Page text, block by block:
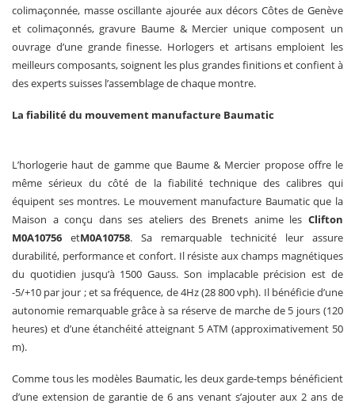
colimaçonnée, masse oscillante ajourée aux décors Côtes de Genève
et colimaçonnés, gravure Baume & Mercier unique composent un
ouvrage d’une grande finesse. Horlogers et artisans emploient les
meilleurs composants, soignent les plus grandes finitions et confient à
des experts suisses l’assemblage de chaque montre.
La fiabilité du mouvement manufacture Baumatic
L’horlogerie haut de gamme que Baume & Mercier propose offre le
même sérieux du côté de la fiabilité technique des calibres qui
équipent ses montres. Le mouvement manufacture Baumatic que la
Maison a conçu dans ses ateliers des Brenets anime les Clifton
M0A10756 etM0A10758. Sa remarquable technicité leur assure
durabilité, performance et confort. Il résiste aux champs magnétiques
du quotidien jusqu’à 1500 Gauss. Son implacable précision est de
-5/+10 par jour ; et sa fréquence, de 4Hz (28 800 vph). Il bénéficie d’une
autonomie remarquable grâce à sa réserve de marche de 5 jours (120
heures) et d’une étanchéité atteignant 5 ATM (approximativement 50
m).
Comme tous les modèles Baumatic, les deux garde-temps bénéficient
d’une extension de garantie de 6 ans venant s’ajouter aux 2 ans de